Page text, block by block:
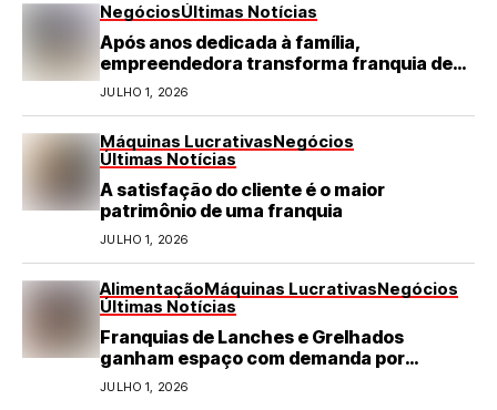
NegóciosÚltimas Notícias
Após anos dedicada à família,
empreendedora transforma franquia de
turismo em negócio de destaque no RN
JULHO 1, 2026
Máquinas LucrativasNegócios
Últimas Notícias
A satisfação do cliente é o maior
patrimônio de uma franquia
JULHO 1, 2026
AlimentaçãoMáquinas LucrativasNegócios
Últimas Notícias
Franquias de Lanches e Grelhados
ganham espaço com demanda por
refeições rápidas e de qualidade
JULHO 1, 2026